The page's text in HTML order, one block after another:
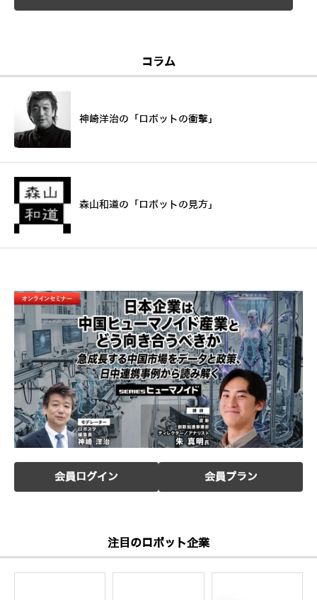
コラム
神崎洋治の「ロボットの衝撃」
森山和道の「ロボットの見方」
会員ログイン 会員プラン
注目のロボット企業